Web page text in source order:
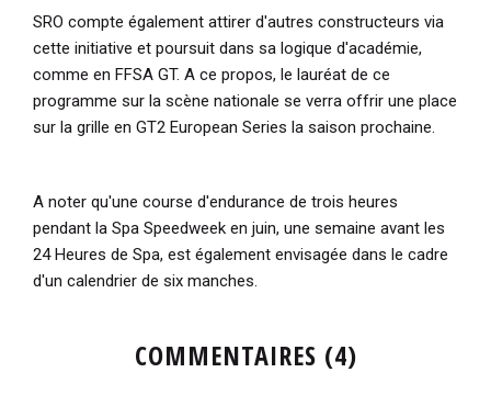
SRO compte également attirer d'autres constructeurs via
cette initiative et poursuit dans sa logique d'académie,
comme en FFSA GT. A ce propos, le lauréat de ce
programme sur la scène nationale se verra offrir une place
sur la grille en GT2 European Series la saison prochaine.
A noter qu'une course d'endurance de trois heures
pendant la Spa Speedweek en juin, une semaine avant les
24 Heures de Spa, est également envisagée dans le cadre
d'un calendrier de six manches.
COMMENTAIRES (4)